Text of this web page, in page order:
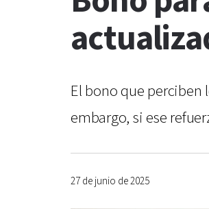
El bono que perciben
embargo, si ese
27 de junio de 2025